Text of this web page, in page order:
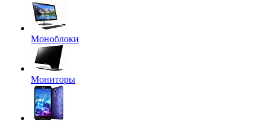
Моноблоки
Мониторы